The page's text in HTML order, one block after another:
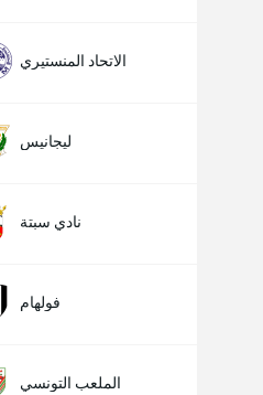
الاتحاد المنستيري
ليجانيس
نادي سبتة
فولهام
الملعب التونسي